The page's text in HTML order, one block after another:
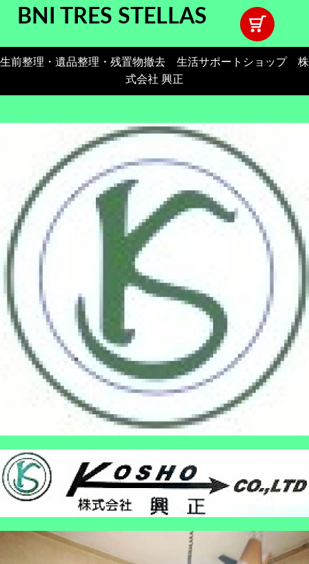
BNI TRES STELLAS
生前整理・遺品整理・残置物撤去 生活サポートショップ 株
式会社 興正